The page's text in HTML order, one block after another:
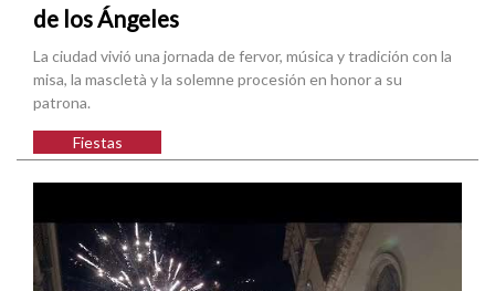
de los Ángeles
La ciudad vivió una jornada de fervor, música y tradición con la
misa, la mascletà y la solemne procesión en honor a su
patrona.
Fiestas